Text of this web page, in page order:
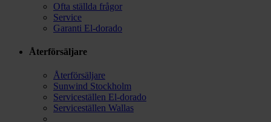
Ofta ställda frågor
Service
Garanti El-dorado
Återförsäljare
Återförsäljare
Sunwind Stockholm
Serviceställen El-dorado
Serviceställen Wallas